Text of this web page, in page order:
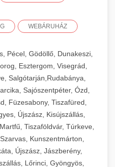
WEBÁRUHÁZ
Pécel, Gödöllő, Dunakeszi,
Esztergom, Visegrád,
Salgótarján,Rudabánya,
Sajószentpéter, Ózd,
Füzesabony, Tiszafüred,
Újszász, Kisújszállás,
Tiszaföldvár, Túrkeve,
Kunszentmárton,
Újszász, Jászberény,
Lőrinci, Gyöngyös,